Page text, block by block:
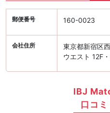
郵便番号 160-0023
会社住所
東京都新宿区
ウエスト 12F
IBJ
口コ